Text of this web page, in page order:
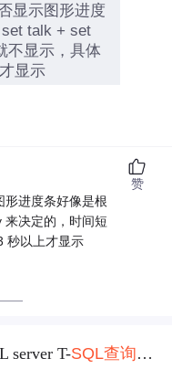
显示图形进度
talk + set
不显示，具体
显示
形进度条好像是根
决定的，时间短
秒以上才显示
赞
server T-SQL查询语句